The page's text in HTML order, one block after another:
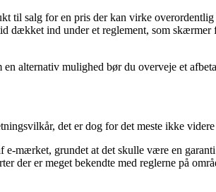
til salg for en pris der kan virke overordentlig
dækket ind under et reglement, som skærmer
alternativ mulighed bør du overveje et
det er dog for det meste ikke videre
mærket, grundet at det skulle være en
der er meget bekendte med reglerne på